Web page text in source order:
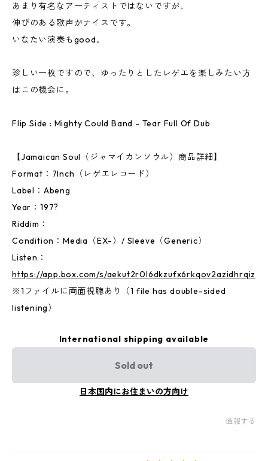
あまり有名なアーティストではないですが、
伸びのある歌声がナイスです。
いなたい演奏もgood。
珍しい一枚ですので、ゆったりとしたレゲエを楽しみたい方
はこの機会に。
Flip Side : Mighty Could Band - Tear Full Of Dub
【Jamaican Soul（ジャマイカンソウル）商品詳細】
Format：7Inch（レゲエレコード）
Label：Abeng
Year：197?
Riddim：
Condition：Media（EX-）/ Sleeve（Generic）
Listen：
https://app.box.com/s/aekut2r0l6dkzufx6rkqov2azidhrqiz
※1ファイルに両面視聴あり（1 file has double-sided
listening）
International shipping available
Sold out
日本国内にお住まいの方向け
通報する